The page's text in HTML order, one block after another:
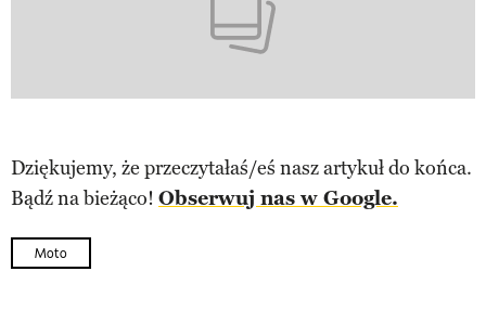
Dziękujemy, że przeczytałaś/eś nasz artykuł do końca.
Bądź na bieżąco! Obserwuj nas w Google.
Moto